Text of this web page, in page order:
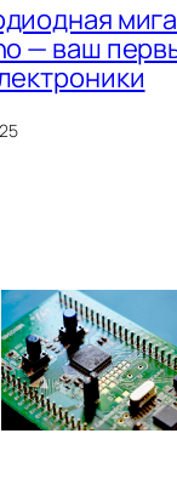
— ваш